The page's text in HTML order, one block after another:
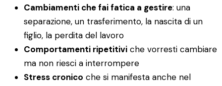
Cambiamenti che fai fatica a gestire: una
separazione, un trasferimento, la nascita di un
figlio, la perdita del lavoro
Comportamenti ripetitivi che vorresti cambiare
ma non riesci a interrompere
Stress cronico che si manifesta anche nel